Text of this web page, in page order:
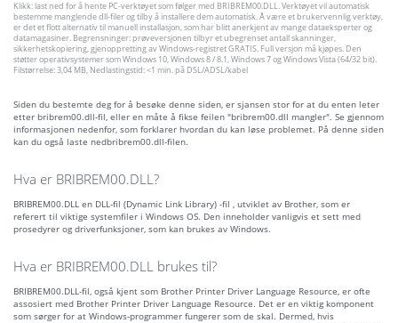
Klikk: last ned for å hente PC-verktøyet som følger med BRIBREM00.DLL. Verktøyet vil automatisk
bestemme manglende dll-filer og tilby å installere dem automatisk. Å være et brukervennlig verktøy,
er det et flott alternativ til manuell installasjon, som har blitt anerkjent av mange dataeksperter og
datamagasiner. Begrensninger: prøveversjonen tilbyr et ubegrenset antall skanninger,
sikkerhetskopiering, gjenoppretting av Windows-registret GRATIS. Full versjon må kjøpes. Den
støtter operativsystemer som Windows 10, Windows 8 / 8.1, Windows 7 og Windows Vista (64/32 bit).
Filstørrelse: 3,04 MB, Nedlastingstid: <1 min. på DSL/ADSL/kabel
Siden du bestemte deg for å besøke denne siden, er sjansen stor for at du enten leter
etter bribrem00.dll-fil, eller en måte å fikse feilen "bribrem00.dll mangler". Se gjennom
informasjonen nedenfor, som forklarer hvordan du kan løse problemet. På denne siden
kan du også laste nedbribrem00.dll-filen.
Hva er BRIBREM00.DLL?
BRIBREM00.DLL en DLL-fil (Dynamic Link Library) -fil , utviklet av Brother, som er
referert til viktige systemfiler i Windows OS. Den inneholder vanligvis et sett med
prosedyrer og driverfunksjoner, som kan brukes av Windows.
Hva er BRIBREM00.DLL brukes til?
BRIBREM00.DLL-fil, også kjent som Brother Printer Driver Language Resource, er ofte
assosiert med Brother Printer Driver Language Resource. Det er en viktig komponent
som sørger for at Windows-programmer fungerer som de skal. Dermed, hvis